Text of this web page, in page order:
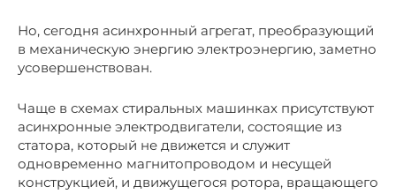
Но, сегодня асинхронный агрегат, преобразующий
в механическую энергию электроэнергию, заметно
усовершенствован.
Чаще в схемах стиральных машинках присутствуют
асинхронные электродвигатели, состоящие из
статора, который не движется и служит
одновременно магнитопроводом и несущей
конструкцией, и движущегося ротора, вращающего